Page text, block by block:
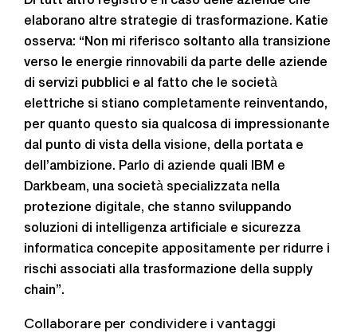
elaborano altre strategie di trasformazione. Katie
osserva: “Non mi riferisco soltanto alla transizione
verso le energie rinnovabili da parte delle aziende
di servizi pubblici e al fatto che le società
elettriche si stiano completamente reinventando,
per quanto questo sia qualcosa di impressionante
dal punto di vista della visione, della portata e
dell’ambizione. Parlo di aziende quali IBM e
Darkbeam, una società specializzata nella
protezione digitale, che stanno sviluppando
soluzioni di intelligenza artificiale e sicurezza
informatica concepite appositamente per ridurre i
rischi associati alla trasformazione della supply
chain”.
Collaborare per condividere i vantaggi